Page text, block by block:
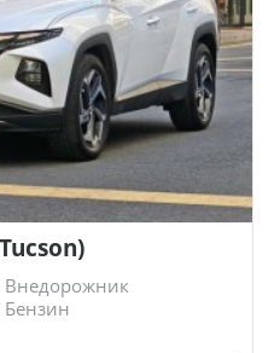
Внедорожник
Бензин